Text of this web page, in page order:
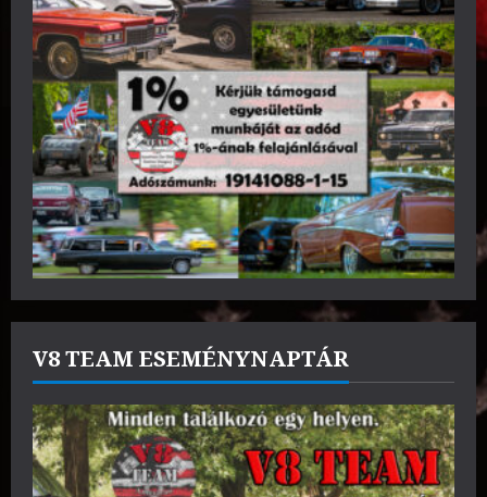
V8 TEAM ESEMÉNYNAPTÁR